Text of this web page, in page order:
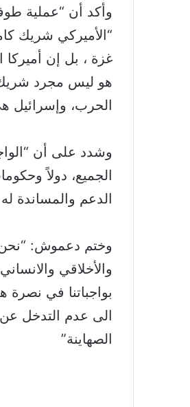
وأكد أن “عملية
“الأميركي شريك
غزة ، بل إن أميركا
هو ليس مجرد
الحرب، وإسرائيل
وشدد على أن
الجميع، دولاً
الدعم والمساندة
وختم دعموش: “نحن
والأخلاقي
بواجباتنا في نصرة
الى عدم التدخل عن
الصهاينة”